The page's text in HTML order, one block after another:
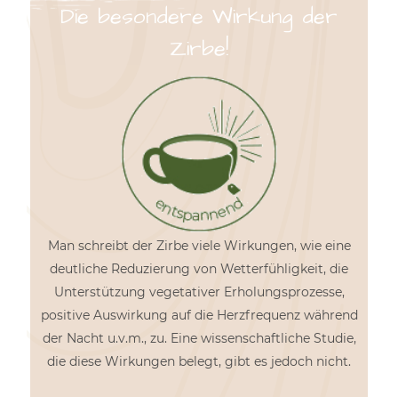
Die besondere Wirkung der
Zirbe!
Man schreibt der Zirbe viele Wirkungen, wie eine
deutliche Reduzierung von Wetterfühligkeit, die
Unterstützung vegetativer Erholungsprozesse,
positive Auswirkung auf die Herzfrequenz während
der Nacht u.v.m., zu. Eine wissenschaftliche Studie,
die diese Wirkungen belegt, gibt es jedoch nicht.